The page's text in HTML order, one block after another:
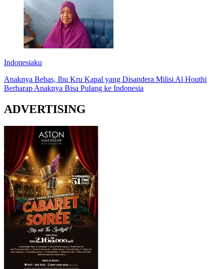
Indonesiaku
Anaknya Bebas, Ibu Kru Kapal yang Disandera Milisi Al Houthi
Berharap Anaknya Bisa Pulang ke Indonesia
ADVERTISING